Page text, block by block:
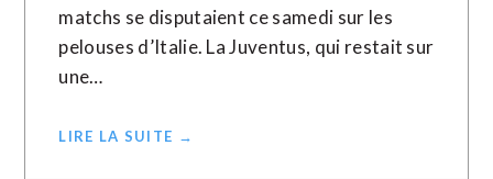
matchs se disputaient ce samedi sur les
pelouses d’Italie. La Juventus, qui restait sur
une…
LIRE LA SUITE →